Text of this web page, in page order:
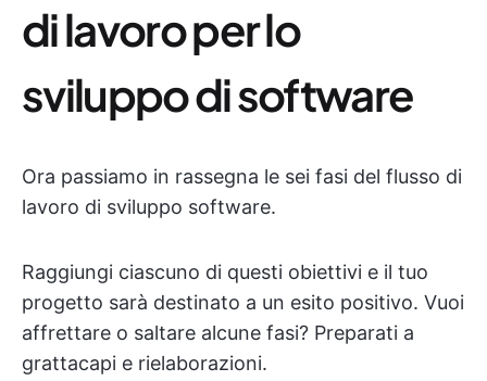
di lavoro per lo
sviluppo di software
Ora passiamo in rassegna le sei fasi del flusso di
lavoro di sviluppo software.
Raggiungi ciascuno di questi obiettivi e il tuo
progetto sarà destinato a un esito positivo. Vuoi
affrettare o saltare alcune fasi? Preparati a
grattacapi e rielaborazioni.